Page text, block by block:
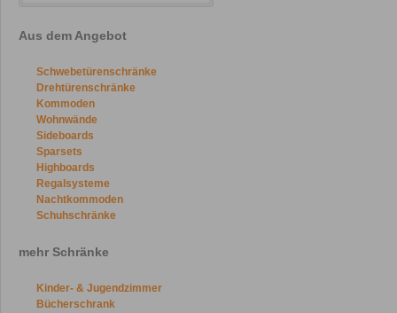
Aus dem Angebot
Schwebetürenschränke
Drehtürenschränke
Kommoden
Wohnwände
Sideboards
Sparsets
Highboards
Regalsysteme
Nachtkommoden
Schuhschränke
mehr Schränke
Kinder- & Jugendzimmer
Bücherschrank